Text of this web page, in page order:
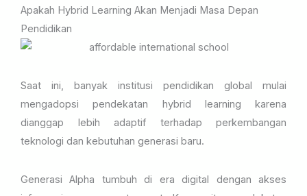
Apakah Hybrid Learning Akan Menjadi Masa Depan
Pendidikan
Saat ini, banyak institusi pendidikan global mulai
mengadopsi pendekatan hybrid learning karena
dianggap lebih adaptif terhadap perkembangan
teknologi dan kebutuhan generasi baru.
Generasi Alpha tumbuh di era digital dengan akses